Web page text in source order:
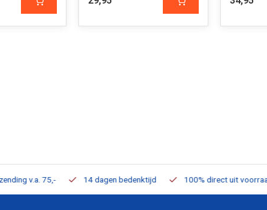
v.a. 75,- 14 dagen bedenktijd 100% direct uit voorraad